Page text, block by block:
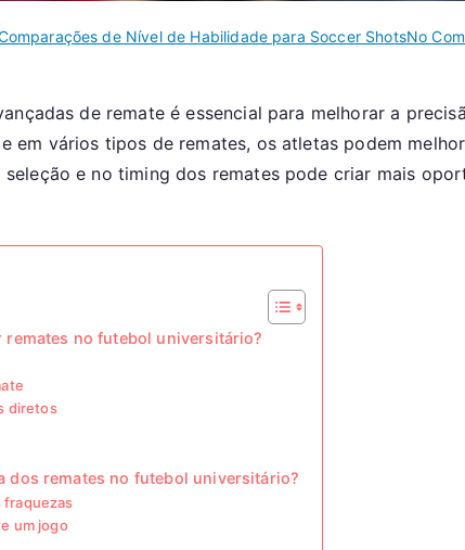
de Nível de Habilidade para Soccer ShotsNo
de remate é essencial para melhorar a
em vários tipos de remates, os atletas podem
e no timing dos remates pode criar mais
remates no futebol universitário?
diretos
dos remates no futebol universitário?
fraquezas
um jogo